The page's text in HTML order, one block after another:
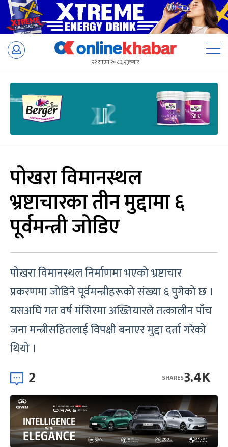
Skip
२२ साउन २०८३, शुक्रबार
पोखरा विमानस्थल
भ्रष्टाचारका तीन मुद्दामा ६
पूर्वमन्त्री जोडिए
पोखरा विमानस्थल निर्माणमा भएको भ्रष्टाचार
प्रकरणमा जोडिने पूर्वमन्त्रीहरूको संख्या ६ पुगेको छ ।
यसअघि गत वर्ष मंसिरमा अख्तियारले तत्कालीन पाँच
जना मन्त्रीसहितलाई विपक्षी बनाएर मुद्दा दर्ता गरेको
थियो ।
2 3.4K
SHARES